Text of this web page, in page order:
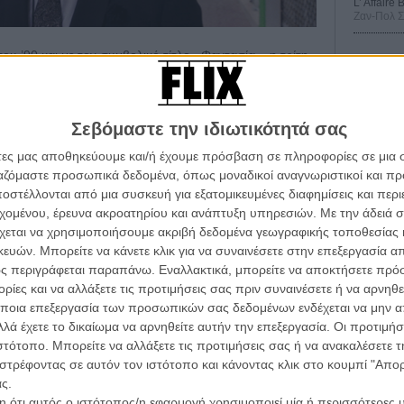
Σεβόμαστε την ιδιωτικότητά σας
μας αποθηκεύουμε και/ή έχουμε πρόσβαση σε πληροφορίες σε
προσωπικά δεδομένα, όπως μοναδικοί αναγνωριστικοί και
από μια συσκευή για εξατομικευμένες διαφημίσεις και
έρευνα ακροατηρίου και ανάπτυξη υπηρεσιών. Με την άδειά
να χρησιμοποιήσουμε ακριβή δεδομένα γεωγραφικής τοποθεσίας
Μπορείτε να κάνετε κλικ για να συναινέσετε στην επεξεργασία
περιγράφεται παραπάνω. Εναλλακτικά, μπορείτε να αποκτήσετε
και να αλλάξετε τις προτιμήσεις σας πριν συναινέσετε ή να
επεξεργασία των προσωπικών σας δεδομένων ενδέχεται να μην
έχετε το δικαίωμα να αρνηθείτε αυτήν την επεξεργασία. Οι
Μπορείτε να αλλάξετε τις προτιμήσεις σας ή να ανακαλέσετε
σε αυτόν τον ιστότοπο και κάνοντας κλικ στο κουμπί
’90 και με τον συμβολικό τίτλο «Φαντασία», η τρίτη
«Η Ληστεία»), είναι, φυσικά, ένα
στον κόσμο του ελληνικού λαϊκού τραγουδιού.
υποτιμημένης δεκαετίας του '90, όταν στην
να είναι, έστω προσωρινά, έστω με καταστροφικά
L’ Affaire
Ζαν-Πολ
Ο
10
τον